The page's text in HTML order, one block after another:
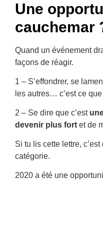
Une
cauchemar
Quand un événement
façons de réagir.
1 – S’effondrer, se
les autres… c’est ce
2 – Se dire que c’est
devenir plus fort et de
Si tu lis cette lettre,
catégorie.
2020 a été une